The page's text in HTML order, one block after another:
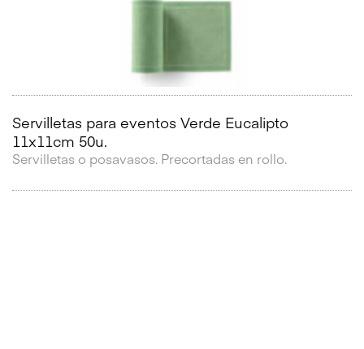
Servilletas para eventos Verde Eucalipto
11x11cm 50u.
Servilletas o posavasos. Precortadas en rollo.